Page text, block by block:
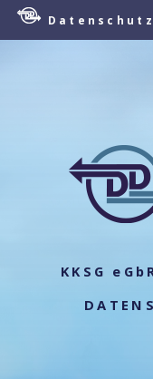
KKSG